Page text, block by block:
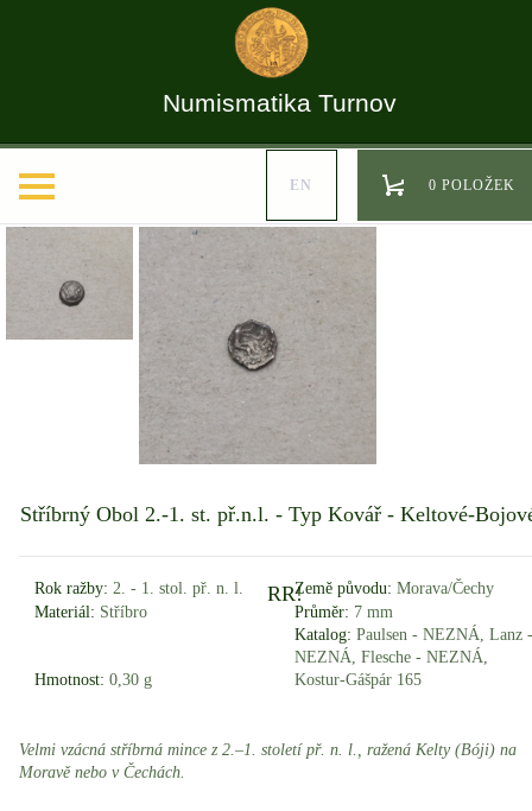
Numismatika Turnov
EN 0 POLOŽEK
Stříbrný Obol 2.-1. st. př.n.l. - Typ Kovář - Keltové-
RR!
Rok ražby: 2. - 1. stol. př. n. l. Země původu: Morava/Čechy
Materiál: Stříbro Průměr: 7 mm
Hmotnost: 0,30 g
Katalog: Paulsen - NEZNÁ, Lanz
NEZNÁ, Flesche - NEZNÁ,
Kostur-Gášpár 165
Velmi vzácná stříbrná mince z 2.–1. století př. n. l., ražená Kelty (Bóji) na
Moravě nebo v Čechách.